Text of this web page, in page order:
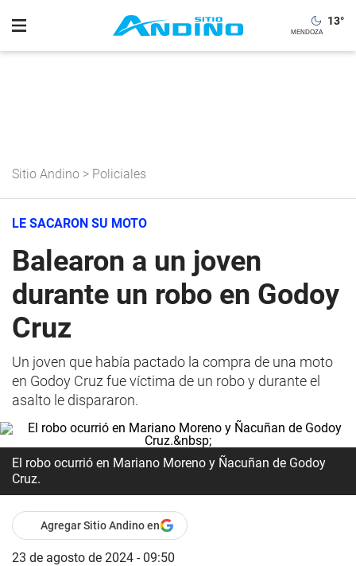
13°
Sitio Andino > Policiales
LE SACARON SU MOTO
Balearon a un joven
durante un robo en Godoy
Cruz
Un joven que había pactado la compra de una moto
en Godoy Cruz fue víctima de un robo y durante el
asalto le dispararon.
El robo ocurrió en Mariano Moreno y Ñacuñan de Godoy
Cruz.
Agregar Sitio Andino en
23 de agosto de 2024 - 09:50